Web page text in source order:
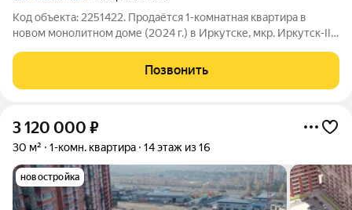
Код объекта: 2251422. Продаётся 1-комнатная квартира в
новом монолитном доме (2024 г.) в Иркутске, мкр. Иркутск-II,
планировка, где жилая зона 13 кв. м и отдельная кухня 9,9 кв. м
идеально для
Позвонить
3 120 000 ₽
30 м² 1-комн. квартира 14 этаж из 16
новостройка